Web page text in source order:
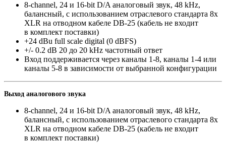
8-channel, 24 и 16-bit D/A аналоговый звук, 48 kHz,
балансный, с использованием отраслевого стандарта 8x
XLR на отводном кабеле DB-25 (кабель не входит
в комплект поставки)
+24 dBu full scale digital (0 dBFS)
+/- 0.2 dB 20 до 20 kHz частотный ответ
Вход поддерживается через каналы 1-8, каналы 1-4 или
каналы 5-8 в зависимости от выбранной конфигурации
Выход аналогового звука
8-channel, 24 и 16-bit D/A аналоговый звук, 48 kHz,
балансный, с использованием отраслевого стандарта 8x
XLR на отводном кабеле DB-25 (кабель не входит
в комплект поставки)